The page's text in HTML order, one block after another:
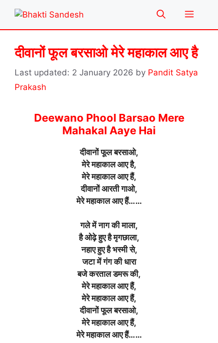
content
Menu
दीवानों फूल बरसाओ मेरे महाकाल आए है
2 January 2026 by Pandit Satya
Prakash
Deewano Phool Barsao Mere
Mahakal Aaye Hai
दीवानों फूल बरसाओ,
मेरे महाकाल आए है,
मेरे महाकाल आए हैं,
दीवानों आरती गाओ,
मेरे महाकाल आए हैं……
गले में नाग की माला,
है ओढ़े हुए है मृगछाला,
नहाए हुए है भस्मी से,
जटा में गंग की धारा
बजे करताल डमरू की,
मेरे महाकाल आए हैं,
मेरे महाकाल आए हैं,
दीवानों फूल बरसाओ,
मेरे महाकाल आए हैं,
मेरे महाकाल आए हैं……